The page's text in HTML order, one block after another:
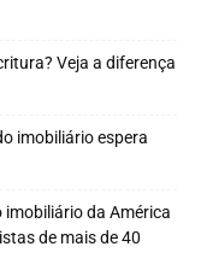
Veja a diferença
imobiliário espera
imobiliário da América
de mais de 40